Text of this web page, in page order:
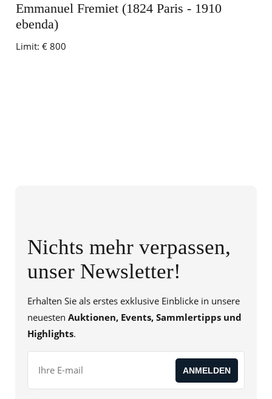
Emmanuel Fremiet (1824 Paris - 1910
ebenda)
Limit: € 800
Nichts mehr verpassen,
unser Newsletter!
Erhalten Sie als erstes exklusive Einblicke in unsere
neuesten Auktionen, Events, Sammlertipps und
Highlights.